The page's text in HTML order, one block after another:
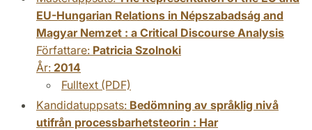
EU-Hungarian Relations in Népszabadság and
Magyar Nemzet : a Critical Discourse Analysis
Författare: Patricia Szolnoki
År: 2014
Fulltext (PDF)
Kandidatuppsats: Bedömning av språklig nivå
utifrån processbarhetsteorin : Har